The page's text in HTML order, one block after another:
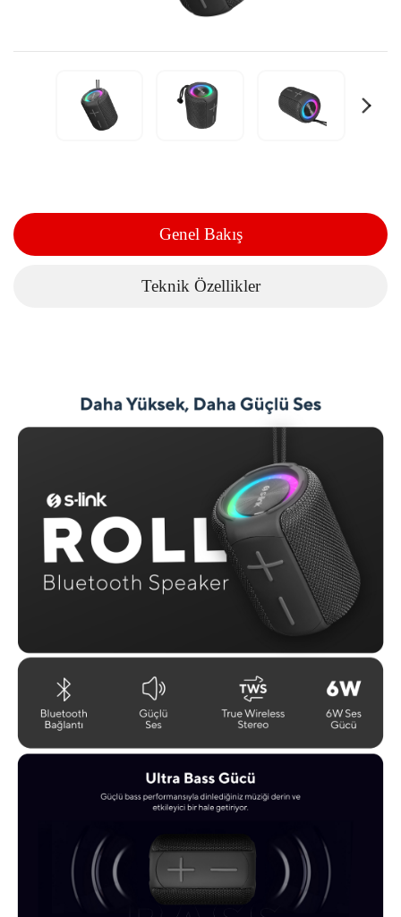
Genel Bakış
Teknik Özellikler